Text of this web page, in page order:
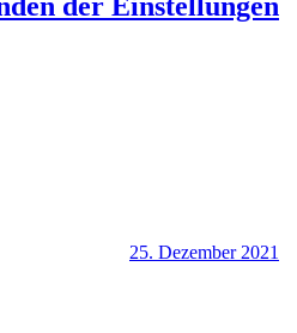
25. Dezember 2021